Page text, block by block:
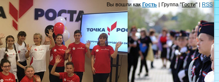
Вы вошли какГость | Группа "Гости" | RSS